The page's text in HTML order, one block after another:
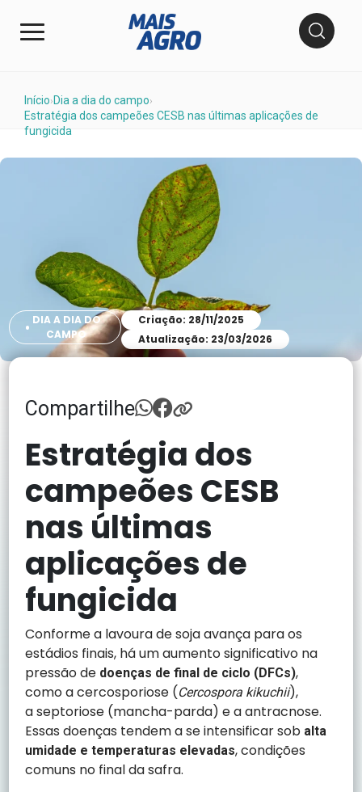
Início› Dia a dia do campo›
Estratégia dos campeões CESB nas últimas aplicações de
fungicida
DIA A DIA DO
CAMPO
Criação: 28/11/2025
Atualização: 23/03/2026
Compartilhe
Estratégia dos
campeões CESB
nas últimas
aplicações de
fungicida
Conforme a lavoura de soja avança para os
estádios finais, há um aumento significativo na
pressão de doenças de final de ciclo (DFCs),
como a cercosporiose (Cercospora kikuchii),
a septoriose (mancha-parda) e a antracnose.
Essas doenças tendem a se intensificar sob alta
umidade e temperaturas elevadas, condições
comuns no final da safra.